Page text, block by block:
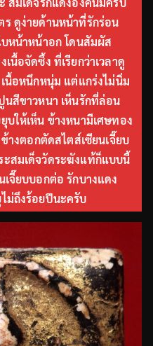
ดูง่ายด้านหน้าที่รักร่อน
หน้าหน้าอก โดนสัมผัส
เนื้อจัดซึ้ง ที่เรียกว่าเวลาดู
นื้อหนึกหนุ่ม แต่แกร่งไม่นิ่ม
นสีขาวหนา เห็นรักที่ล่อน
ให้เห็น ข้างหนามีเศษทอง
างตอกตัดสไตส์เซียนเจี๊ยบ
สมเด็จวัดระฆังแท้ก็แบบนี้
จี๊ยบบอกต่อ รักบางแดง
ม่ถึงร้อยปีนะครับ